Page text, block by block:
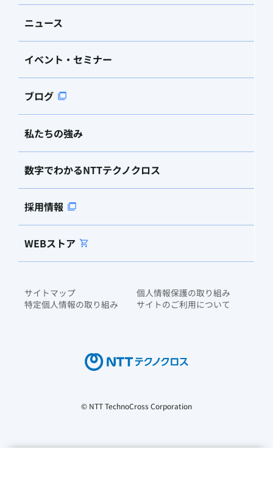
ニュース
イベント・セミナー
ブログ
私たちの強み
数字でわかるNTTテクノクロス
採用情報
WEBストア
サイトマップ
個人情報保護の取り組み
特定個人情報の取り組み
サイトのご利用について
© NTT TechnoCross Corporation